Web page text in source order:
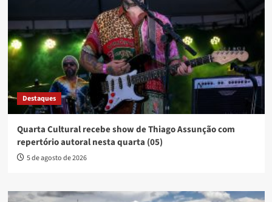
Destaques
Quarta Cultural recebe show de Thiago Assunção com
repertório autoral nesta quarta (05)
5 de agosto de 2026